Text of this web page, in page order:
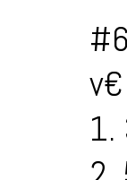
v€
1.